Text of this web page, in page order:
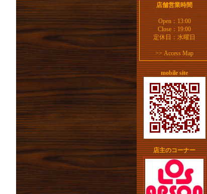
店舗営業時間
Open：13:00
Close：19:00
定休日：水曜日
>>Access Map
mobile site
店主のコーナー